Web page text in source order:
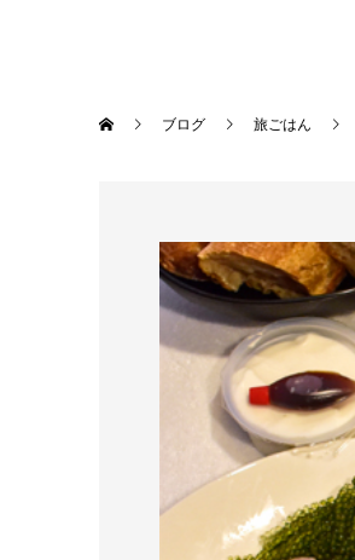
ブログ 旅ごはん